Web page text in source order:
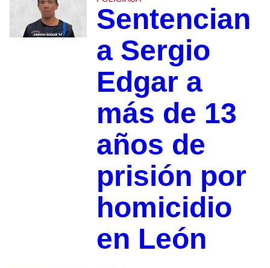
Sentencian
a Sergio
Edgar a
más de 13
años de
prisión por
homicidio
en León